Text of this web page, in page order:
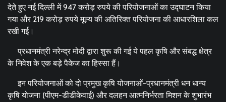
देते हुए नई दिल्ली में 947 करोड़ रुपये की परियोजनाओं का उद्घाटन किया
गया और 219 करोड़ रुपये मूल्य की अतिरिक्त परियोजना की आधारशिला कल
रखी गई।
प्रधानमंत्री नरेन्द्र मोदी द्वारा शुरू की गई ये पहल कृषि और संबद्ध क्षेत्र
के निवेश के एक बड़े पैकेज का हिस्सा हैं।
इन परियोजनाओं को दो प्रमुख कृषि योजनाओं-प्रधानमंत्री धन धान्य
कृषि योजना (पीएम-डीडीकेवाई) और दलहन आत्मनिर्भरता मिशन के शुभारंभ